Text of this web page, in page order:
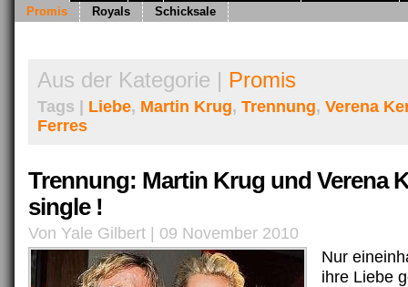
Promis Royals Schicksale
Aus der Kategorie | Promis
Tags | Liebe, Martin Krug, Trennung, Verena
Ferres
Trennung: Martin Krug und Verena
single !
Von Yale Gilbert | 09 November 2010
Nur
ihre Liebe